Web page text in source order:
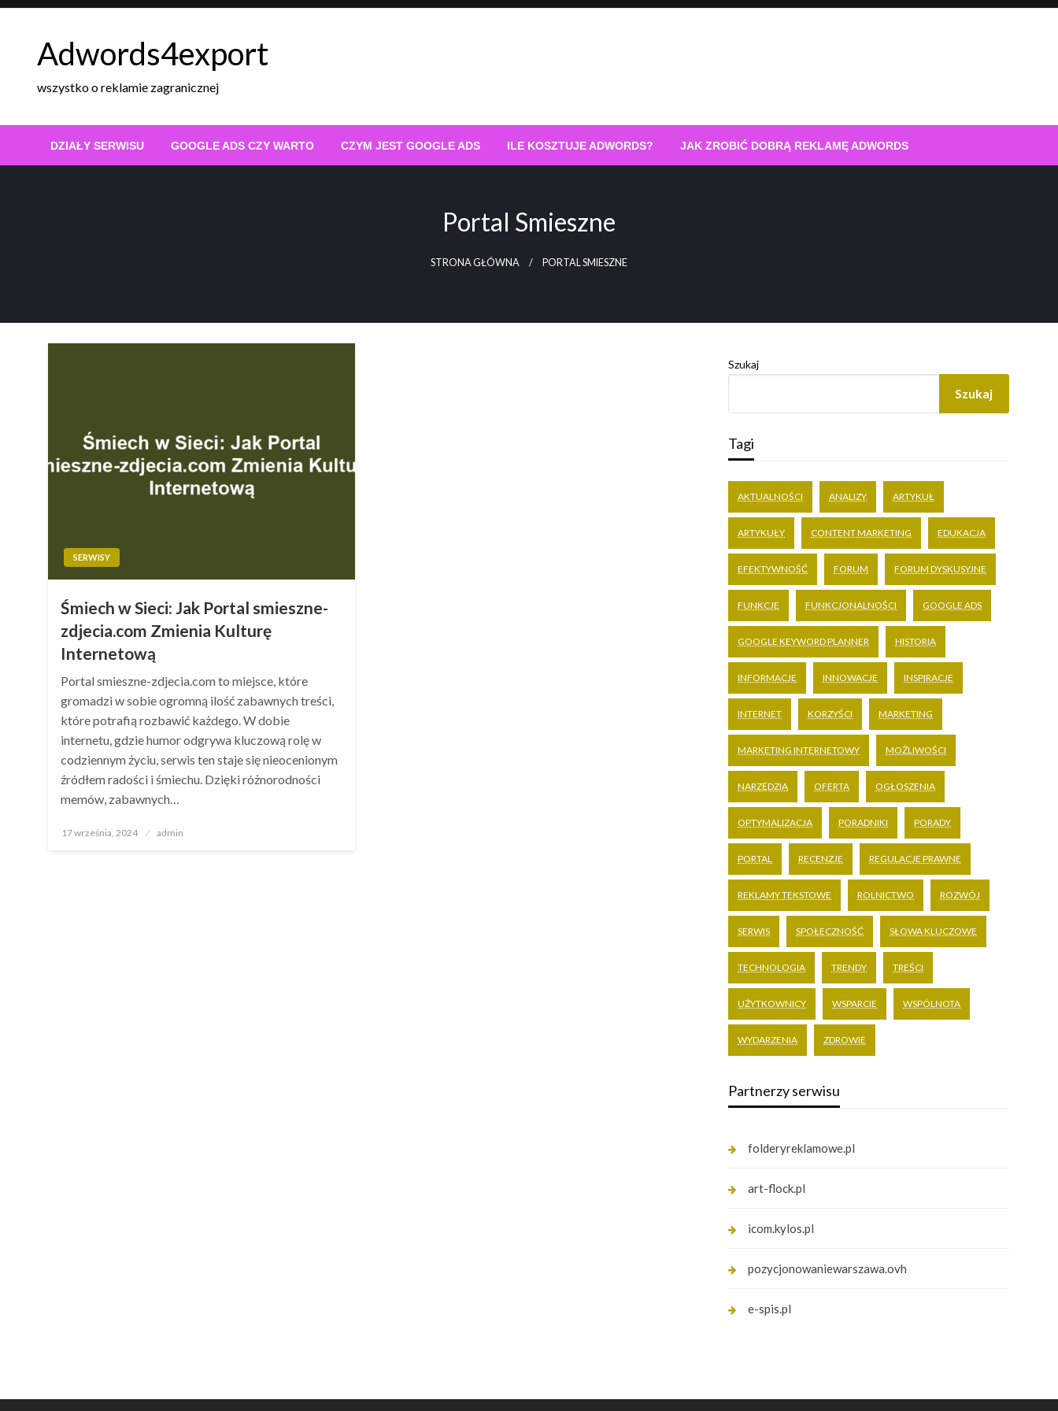
Skip
Adwords4export
wszystko o reklamie zagranicznej
DZIAŁY SERWISU GOOGLE ADS CZY WARTO CZYM JEST GOOGLE ADS ILE KOSZTUJE ADWORDS? JAK ZROBIĆ DOBRĄ REKLAMĘ ADWORDS
Portal Smieszne
STRONA GŁÓWNA PORTAL SMIESZNE
SERWISY
Śmiech w Sieci: Jak Portal smieszne-
zdjecia.com Zmienia Kulturę
Internetową
Portal smieszne-zdjecia.com to miejsce, które
gromadzi w sobie ogromną ilość zabawnych treści,
które potrafią rozbawić każdego. W dobie
internetu, gdzie humor odgrywa kluczową rolę w
codziennym życiu, serwis ten staje się nieocenionym
źródłem radości i śmiechu. Dzięki różnorodności
memów, zabawnych…
Opublikowane
17 września, 2024 admin
Szukaj
Szukaj
Tagi
AKTUALNOŚCI ANALIZY ARTYKUŁ
ARTYKUŁY CONTENT MARKETING EDUKACJA
EFEKTYWNOŚĆ FORUM FORUM DYSKUSYJNE
FUNKCJE FUNKCJONALNOŚCI GOOGLE ADS
GOOGLE KEYWORD PLANNER HISTORIA
INFORMACJE INNOWACJE INSPIRACJE
INTERNET KORZYŚCI MARKETING
MARKETING INTERNETOWY MOŻLIWOŚCI
NARZĘDZIA OFERTA OGŁOSZENIA
OPTYMALIZACJA PORADNIKI PORADY
PORTAL RECENZJE REGULACJE PRAWNE
REKLAMY TEKSTOWE ROLNICTWO ROZWÓJ
SERWIS SPOŁECZNOŚĆ SŁOWA KLUCZOWE
TECHNOLOGIA TRENDY TREŚCI
UŻYTKOWNICY WSPARCIE WSPÓLNOTA
WYDARZENIA ZDROWIE
Partnerzy serwisu
folderyreklamowe.pl
art-flock.pl
icom.kylos.pl
pozycjonowaniewarszawa.ovh
e-spis.pl